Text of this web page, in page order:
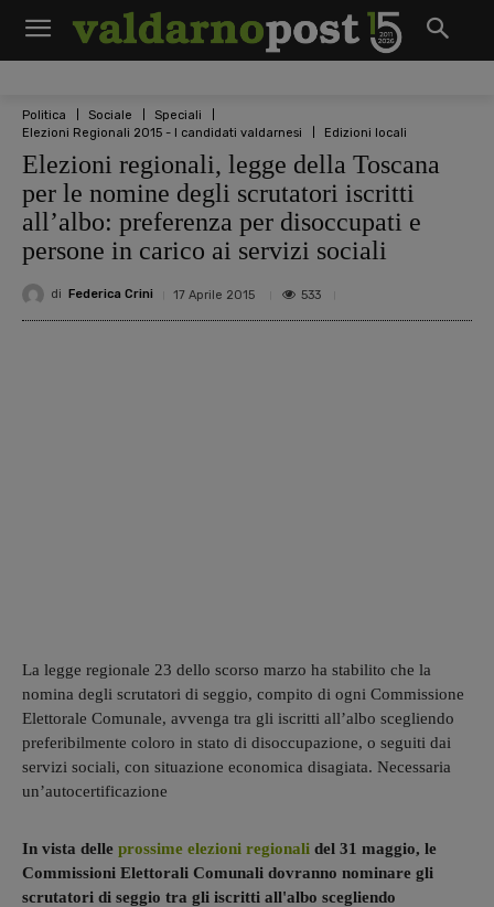
Politica Sociale
Speciali
Elezioni Regionali 2015 - I candidati valdarnesi
Edizioni locali
Elezioni regionali, legge della Toscana
per le nomine degli scrutatori iscritti
all’albo: preferenza per disoccupati e
persone in carico ai servizi sociali
di Federica Crini 17 Aprile 2015 533
La legge regionale 23 dello scorso marzo ha stabilito che la
nomina degli scrutatori di seggio, compito di ogni Commissione
Elettorale Comunale, avvenga tra gli iscritti all’albo scegliendo
preferibilmente coloro in stato di disoccupazione, o seguiti dai
servizi sociali, con situazione economica disagiata. Necessaria
un’autocertificazione
In vista delle prossime elezioni regionali del 31 maggio, le
Commissioni Elettorali Comunali dovranno nominare gli
scrutatori di seggio tra gli iscritti all'albo scegliendo